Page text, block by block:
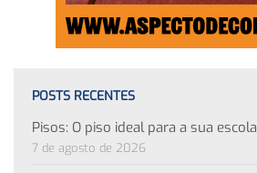
POSTS RECENTES
Pisos: O piso ideal para a sua escola
7 de agosto de 2026